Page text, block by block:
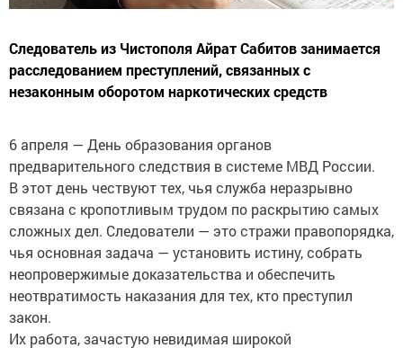
Следователь из Чистополя Айрат Сабитов занимается
расследованием преступлений, связанных с
незаконным оборотом наркотических средств
6 апреля — День образования органов
предварительного следствия в системе МВД России.
В этот день чествуют тех, чья служба неразрывно
связана с кропотливым трудом по раскрытию самых
сложных дел. Следователи — это стражи правопорядка,
чья основная задача — установить истину, собрать
неопровержимые доказательства и обеспечить
неотвратимость наказания для тех, кто преступил
закон.
Их работа, зачастую невидимая широкой